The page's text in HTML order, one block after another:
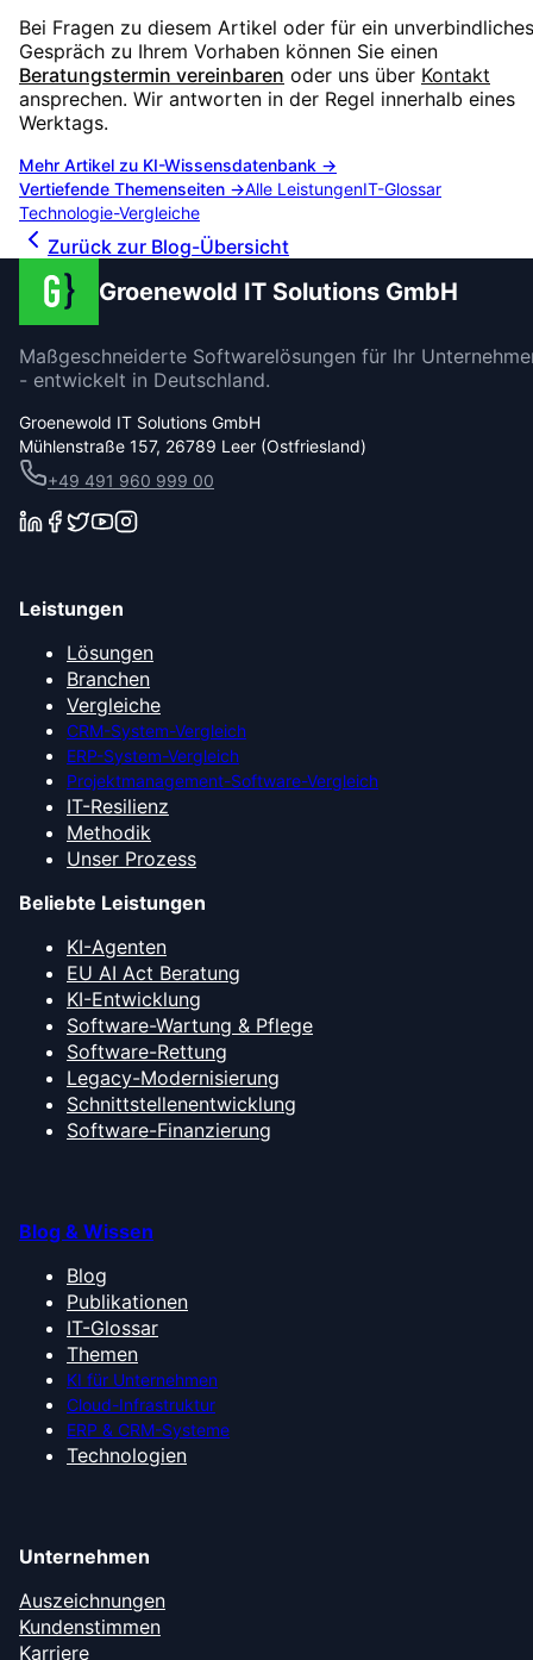
Bei Fragen zu diesem Artikel oder für ein unverbindliches
Gespräch zu Ihrem Vorhaben können Sie einen
Beratungstermin vereinbaren oder uns über Kontakt
ansprechen. Wir antworten in der Regel innerhalb eines
Werktags.
Mehr Artikel zu KI-Wissensdatenbank →
Vertiefende Themenseiten →Alle LeistungenIT-Glossar
Technologie-Vergleiche
Zurück zur Blog-Übersicht
Groenewold IT Solutions GmbH
Maßgeschneiderte Softwarelösungen für Ihr
- entwickelt in Deutschland.
Groenewold IT Solutions GmbH
Mühlenstraße 157, 26789 Leer (Ostfriesland)
+49 491 960 999 00
Leistungen
Lösungen
Branchen
Vergleiche
CRM-System-Vergleich
ERP-System-Vergleich
Projektmanagement-Software-Vergleich
IT-Resilienz
Methodik
Unser Prozess
Beliebte Leistungen
KI-Agenten
EU AI Act Beratung
KI-Entwicklung
Software-Wartung & Pflege
Software-Rettung
Legacy-Modernisierung
Schnittstellenentwicklung
Software-Finanzierung
Blog & Wissen
Blog
Publikationen
IT-Glossar
Themen
KI für Unternehmen
Cloud-Infrastruktur
ERP & CRM-Systeme
Technologien
Unternehmen
Auszeichnungen
Kundenstimmen
Karriere